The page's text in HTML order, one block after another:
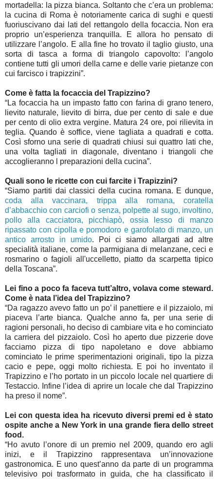
mortadella: la pizza bianca. Soltanto che c’era un problema:
la cucina di Roma è notoriamente carica di sughi e questi
fuoriuscivano dai lati del rettangolo della focaccia. Non era
proprio un’esperienza tranquilla. E allora ho pensato di
utilizzare l’angolo. E alla fine ho trovato il taglio giusto, una
sorta di tasca a forma di triangolo capovolto: l’angolo
contiene tutti gli umori della carne e delle varie pietanze con
cui farcisco i trapizzini”.
Come è fatta la focaccia del Trapizzino?
“La focaccia ha un impasto fatto con farina di grano tenero,
lievito naturale, lievito di birra, due per cento di sale e due
per cento di olio extra vergine. Matura 24 ore, poi rilievita in
teglia. Quando è soffice, viene tagliata a quadrati e cotta.
Così sforno una serie di quadrati chiusi sui quattro lati che,
una volta tagliati in diagonale, diventano i triangoli che
accoglieranno l preparazioni della cucina”.
Quali sono le ricette con cui farcite i Trapizzini?
“Siamo partiti dai classici della cucina romana. E dunque,
coda alla vaccinara, trippa alla romana, coratella
d’abbacchio con carciofi o senza, polpette al sugo, involtino,
pollo alla cacciatora, picchiapò, ossia lesso di manzo
ripassato con cipolla e pomodoro e garofolato di manzo, un
antico arrosto in umido. Poi ci siamo allargati ad altre
specialità italiane, come la parmigiana di melanzane, ceci e
rosmarino o fagioli all'uccelletto, piatto da scarpetta tipico
della Toscana”.
Lei fino a poco fa faceva tutt’altro, volava come steward.
Come è nata l’idea del Trapizzino?
“Da ragazzo avevo fatto un po’ il panettiere e il pizzaiolo, mi
piaceva l’arte bianca. Qualche anno fa, per una serie di
ragioni personali, ho deciso di cambiare vita e ho cominciato
la carriera del pizzaiolo. Così ho aperto due pizzerie dove
facciamo pizza di tipo napoletano e dove abbiamo
cominciato le prime sperimentazioni originali, tipo la pizza
cacio e pepe, oggi molto richiesta. E poi ho inventato il
Trapizzino e l’ho portato in un piccolo locale nel quartiere di
Testaccio. Infine l’idea di aprire un locale che dal Trapizzino
ha preso il nome”.
Lei con questa idea ha ricevuto diversi premi ed è stato
ospite anche a New York in una grande fiera dello street
food.
“Ho avuto l’onore di un premio nel 2009, quando ero agli
inizi, e il Trapizzino rappresentava un’innovazione
gastronomica. E uno quest’anno da parte di un programma
televisivo poi trasformato in guida, che ha classificato il